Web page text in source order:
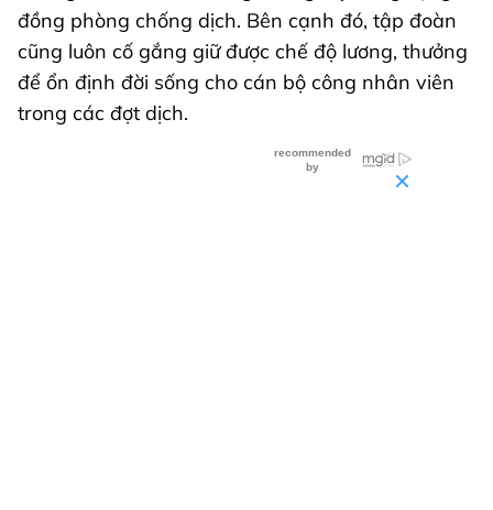
đồng phòng chống dịch. Bên cạnh đó, tập đoàn
cũng luôn cố gắng giữ được chế độ lương, thưởng
để ổn định đời sống cho cán bộ công nhân viên
trong các đợt dịch.